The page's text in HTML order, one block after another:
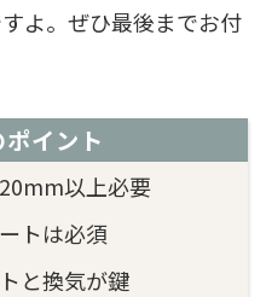
よ。ぜひ最後までお付
イント
以上必要
トは必須
と換気が鍵